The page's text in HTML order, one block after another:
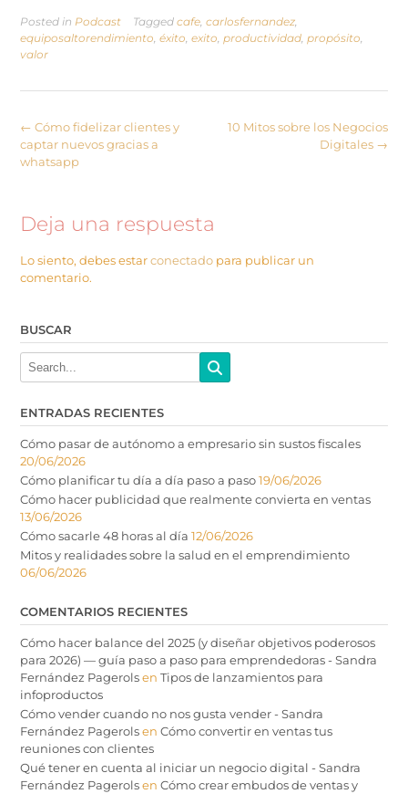
Posted in Podcast Tagged cafe, carlosfernandez,
equiposaltorendimiento, éxito, exito, productividad, propósito,
valor
← Cómo fidelizar clientes y
captar nuevos gracias a
whatsapp
10 Mitos sobre los Negocios
Digitales →
Deja una respuesta
Lo siento, debes estarconectado para publicar un
comentario.
BUSCAR
ENTRADAS RECIENTES
Cómo pasar de autónomo a empresario sin sustos fiscales
20/06/2026
Cómo planificar tu día a día paso a paso19/06/2026
Cómo hacer publicidad que realmente convierta en ventas
13/06/2026
Cómo sacarle 48 horas al día 12/06/2026
Mitos y realidades sobre la salud en el emprendimiento
06/06/2026
COMENTARIOS RECIENTES
Cómo hacer balance del 2025 (y diseñar objetivos poderosos
para 2026) — guía paso a paso para emprendedoras - Sandra
Fernández Pagerolsen Tipos de lanzamientos para
infoproductos
Cómo vender cuando no nos gusta vender - Sandra
Fernández Pagerolsen Cómo convertir en ventas tus
reuniones con clientes
Qué tener en cuenta al iniciar un negocio digital - Sandra
Fernández Pagerolsen Cómo crear embudos de ventas y